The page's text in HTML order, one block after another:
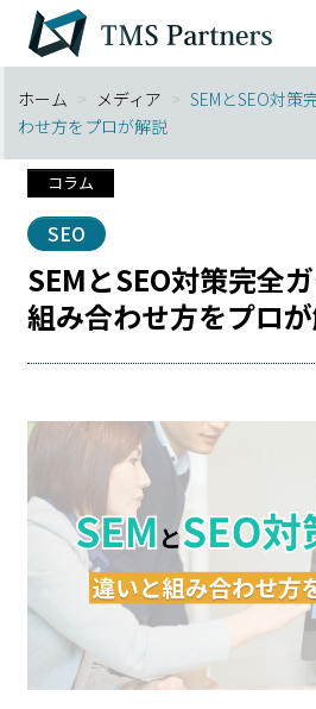
ホーム > メディア > SEMとSEO対策
わせ方をプロが解説
コラム
SEO
SEMとSEO対策完全
組み合わせ方をプロ